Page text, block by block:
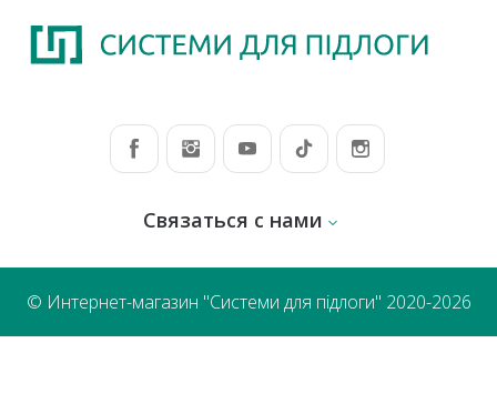
Связаться с нами
© Интернет-магазин "Системи для підлоги" 2020-2026